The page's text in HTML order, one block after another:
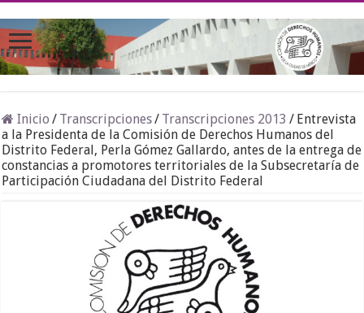
Inicio / Transcripciones/ Transcripciones 2013 / Entrevista
a la Presidenta de la Comisión de Derechos Humanos del
Distrito Federal, Perla Gómez Gallardo, antes de la entrega de
constancias a promotores territoriales de la Subsecretaría de
Participación Ciudadana del Distrito Federal